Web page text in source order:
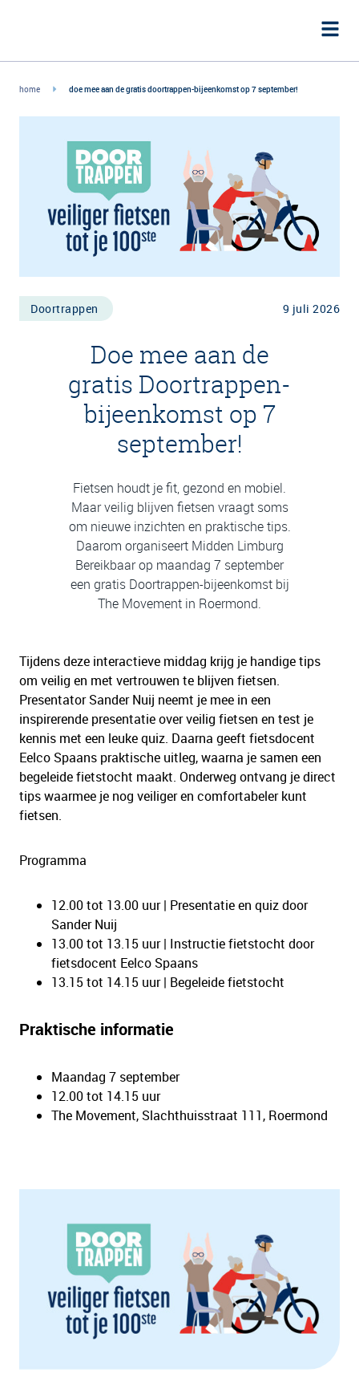
home doe mee aan de gratis doortrappen-bijeenkomst op 7 september!
Doortrappen 9 juli 2026
Doe mee aan de
gratis Doortrappen-
bijeenkomst op 7
september!
Fietsen houdt je fit, gezond en mobiel.
Maar veilig blijven fietsen vraagt soms
om nieuwe inzichten en praktische tips.
Daarom organiseert Midden Limburg
Bereikbaar op maandag 7 september
een gratis Doortrappen-bijeenkomst bij
The Movement in Roermond.
Tijdens deze interactieve middag krijg je handige tips
om veilig en met vertrouwen te blijven fietsen.
Presentator Sander Nuij neemt je mee in een
inspirerende presentatie over veilig fietsen en test je
kennis met een leuke quiz. Daarna geeft fietsdocent
Eelco Spaans praktische uitleg, waarna je samen een
begeleide fietstocht maakt. Onderweg ontvang je direct
tips waarmee je nog veiliger en comfortabeler kunt
fietsen.
Programma
12.00 tot 13.00 uur | Presentatie en quiz door
Sander Nuij
13.00 tot 13.15 uur | Instructie fietstocht door
fietsdocent Eelco Spaans
13.15 tot 14.15 uur | Begeleide fietstocht
Praktische informatie
Maandag 7 september
12.00 tot 14.15 uur
The Movement, Slachthuisstraat 111, Roermond